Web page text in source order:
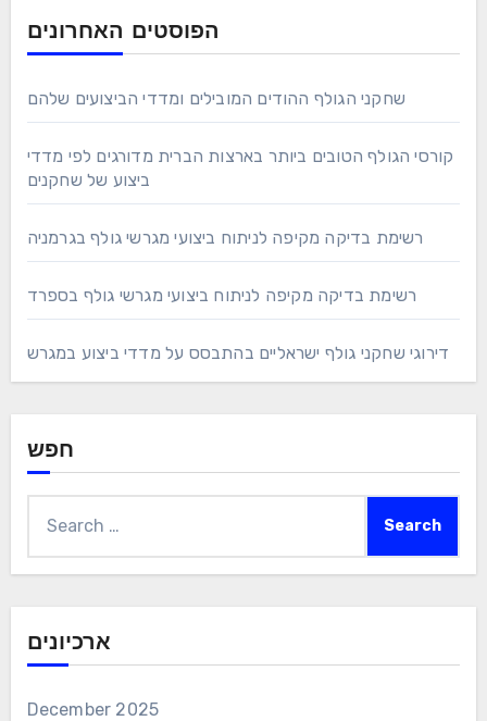
הפוסטים האחרונים
שחקני הגולף ההודים המובילים ומדדי הביצועים שלהם
קורסי הגולף הטובים ביותר בארצות הברית מדורגים לפי מדדי
ביצוע של שחקנים
רשימת בדיקה מקיפה לניתוח ביצועי מגרשי גולף בגרמניה
רשימת בדיקה מקיפה לניתוח ביצועי מגרשי גולף בספרד
דירוגי שחקני גולף ישראליים בהתבסס על מדדי ביצוע במגרש
חפש
for:
ארכיונים
December 2025